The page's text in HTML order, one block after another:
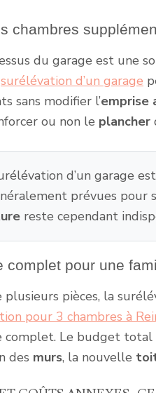
chambres
du garage est une
surélévation d’un garage
sans modifier l’emprise
ou non le plancher
d’un garage
prévues pour
reste cependant
complet pour une
plusieurs pièces, la
pour 3 chambres à
complet. Le budget total
des murs, la nouvelle